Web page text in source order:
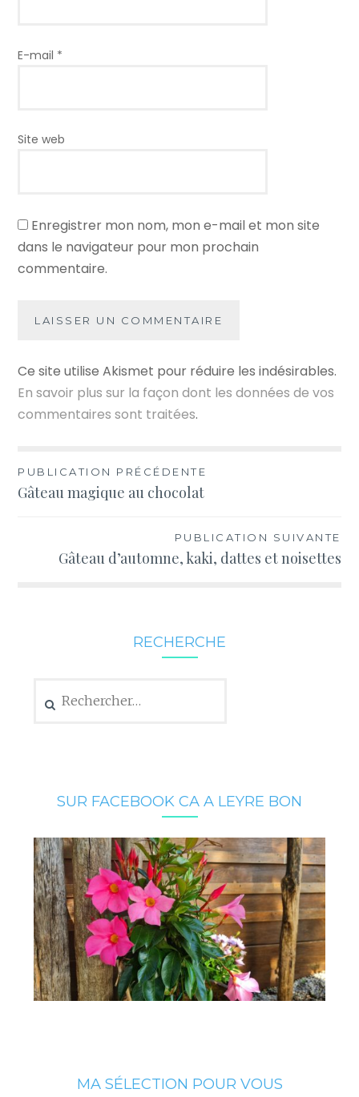
E-mail *
Site web
Enregistrer mon nom, mon e-mail et mon site
dans le navigateur pour mon prochain
commentaire.
Ce site utilise Akismet pour réduire les indésirables.
En savoir plus sur la façon dont les données de vos
commentaires sont traitées.
Navigation
de
PUBLICATION PRÉCÉDENTE
Gâteau magique au chocolat
PUBLICATION SUIVANTE
Gâteau d’automne, kaki, dattes et noisettes
RECHERCHE
SUR FACEBOOK CA A LEYRE BON
MA SÉLECTION POUR VOUS